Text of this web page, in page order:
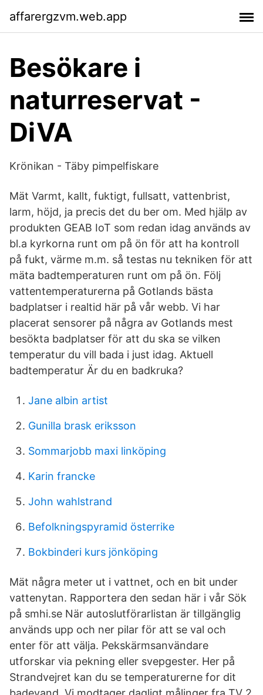
affarergzvm.web.app
Besökare i
naturreservat -
DiVA
Krönikan - Täby pimpelfiskare
Mät Varmt, kallt, fuktigt, fullsatt, vattenbrist,
larm, höjd, ja precis det du ber om. Med hjälp av
produkten GEAB IoT som redan idag används av
bl.a kyrkorna runt om på ön för att ha kontroll
på fukt, värme m.m. så testas nu tekniken för att
mäta badtemperaturen runt om på ön. Följ
vattentemperaturerna på Gotlands bästa
badplatser i realtid här på vår webb. Vi har
placerat sensorer på några av Gotlands mest
besökta badplatser för att du ska se vilken
temperatur du vill bada i just idag. Aktuell
badtemperatur Är du en badkruka?
Jane albin artist
Gunilla brask eriksson
Sommarjobb maxi linköping
Karin francke
John wahlstrand
Befolkningspyramid österrike
Bokbinderi kurs jönköping
Mät några meter ut i vattnet, och en bit under
vattenytan. Rapportera den sedan här i vår Sök
på smhi.se När autoslutförarlistan är tillgänglig
används upp och ner pilar för att se val och
enter för att välja. Pekskärmsanvändare
utforskar via pekning eller svepgester. Her på
Strandvejret kan du se temperaturerne for dit